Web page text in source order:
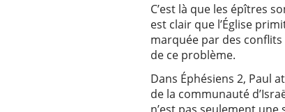
C’est là que les épîtres
est clair que l’Église
marquée par des
de ce problème.
Dans Éphésiens 2, Paul
de la communauté